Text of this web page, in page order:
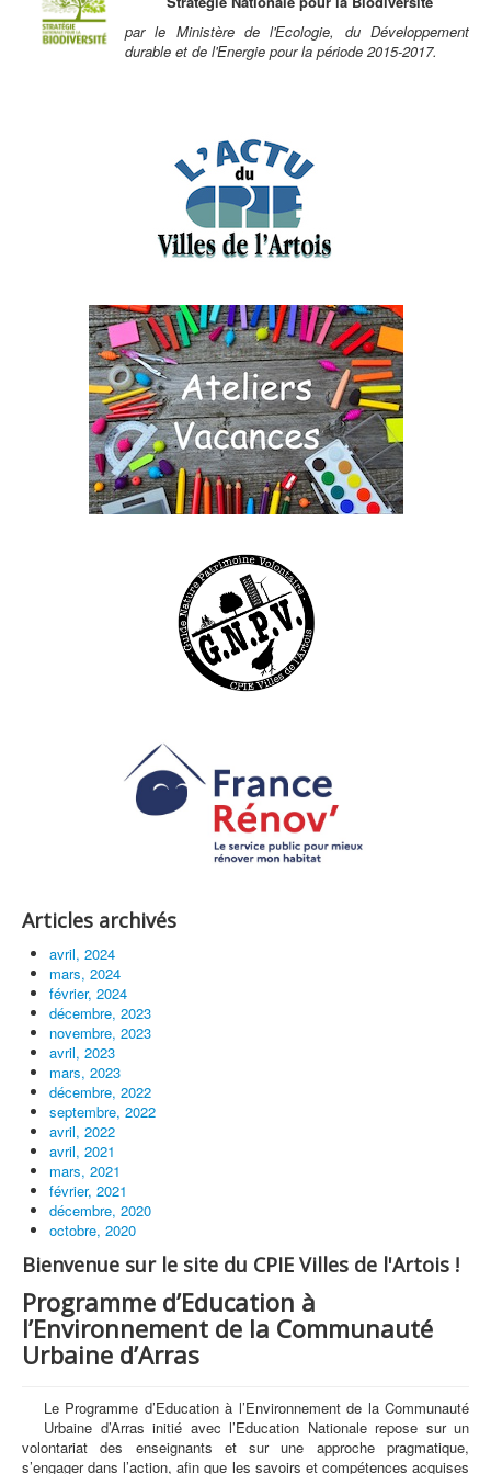
par le Ministère de l'Ecologie, du Développement
durable et de l'Energie pour la période 2015-2017.
Articles archivés
avril, 2024
mars, 2024
février, 2024
décembre, 2023
novembre, 2023
avril, 2023
mars, 2023
décembre, 2022
septembre, 2022
avril, 2022
avril, 2021
mars, 2021
février, 2021
décembre, 2020
octobre, 2020
Bienvenue sur le site du CPIE Villes de l'Artois !
Programme d’Education à
l’Environnement de la Communauté
Urbaine d’Arras
Le Programme d’Education à l’Environnement de la Communauté
Urbaine d’Arras initié avec l’Education Nationale repose sur un
volontariat des enseignants et sur une approche pragmatique,
s’engager dans l’action, afin que les savoirs et compétences acquises